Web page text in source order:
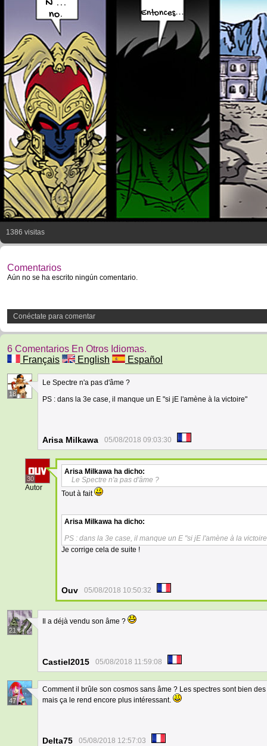
N ...
no.
Entonces...
1386 visitas
Comentarios
Aún no se ha escrito ningún comentario.
Conéctate para comentar
6 Comentarios En Otros Idiomas.
Français
English Español
18
Le Spectre n'a pas d'âme ?
PS : dans la 3e case, il manque un E "si jE l'amène à la victoire"
Arisa Milkawa 05/08/2018 09:03:30
30
Autor
Arisa Milkawa ha dicho:
Le Spectre n'a pas d'âme ?
Tout à fait
Arisa Milkawa ha dicho:
PS : dans la 3e case, il manque un E "si jE l'amène à la
Je corrige cela de suite !
Ouv 05/08/2018 10:50:32
21
Il a déjà vendu son âme ?
Castiel2015 05/08/2018 11:59:08
47
Comment il brûle son cosmos sans âme ? Les spectres sont bien
mais ça le rend encore plus intéressant.
Delta75 05/08/2018 12:57:03